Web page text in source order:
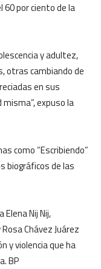
60 por ciento de la
y adultez,
otras cambiando de
en sus
expuso la
como “Escribiendo”
biográficos de las
Nij Nij,
Chávez Juárez
y violencia que ha
BP